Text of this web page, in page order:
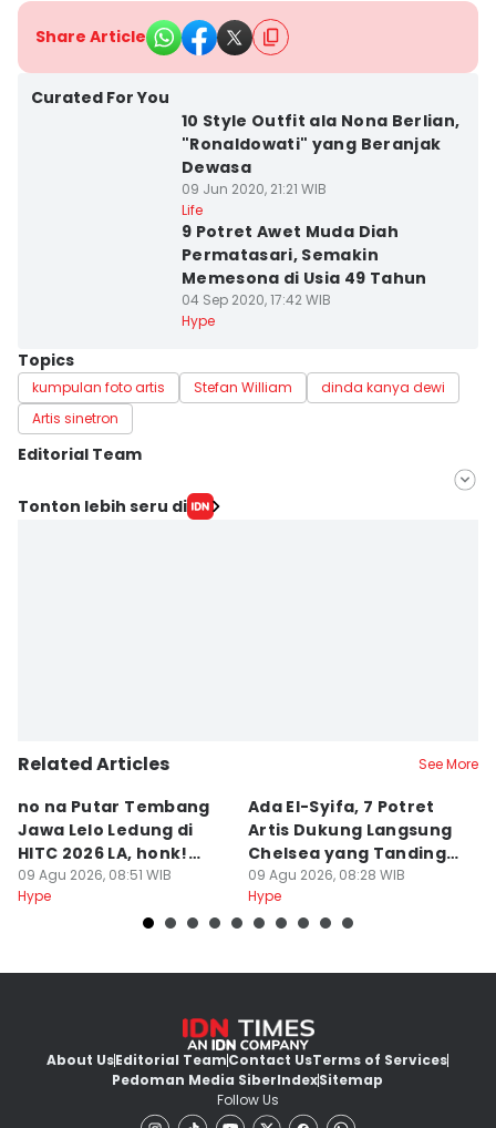
Share Article
Curated For You
10 Style Outfit ala Nona Berlian,
"Ronaldowati" yang Beranjak
Dewasa
09 Jun 2020, 21:21 WIB
Life
9 Potret Awet Muda Diah
Permatasari, Semakin
Memesona di Usia 49 Tahun
04 Sep 2020, 17:42 WIB
Hype
Topics
kumpulan foto artis Stefan William
dinda kanya dewi
Artis sinetron
Editorial Team
Editor
Tonton lebih seru di
Related Articles See More
no na Putar Tembang
Jawa Lelo Ledung di
HITC 2026 LA, honk!
Perdana Live
09 Agu 2026, 08:51 WIB
Hype
Ada El-Syifa, 7 Potret
Artis Dukung Langsung
Chelsea yang Tanding
di GBK
09 Agu 2026, 08:28 WIB
Hype
About UsEditorial TeamContact UsTerms of Services
Pedoman Media SiberIndexSitemap
Follow Us